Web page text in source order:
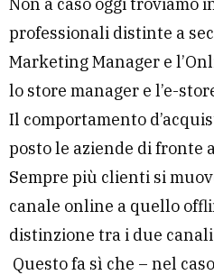
professionali distinte a
Marketing Manager e
lo store manager e l’e-
Il comportamento
posto le aziende di fronte
Sempre più clienti si
canale online a quello
distinzione tra i due
Questo fa sì che – nel